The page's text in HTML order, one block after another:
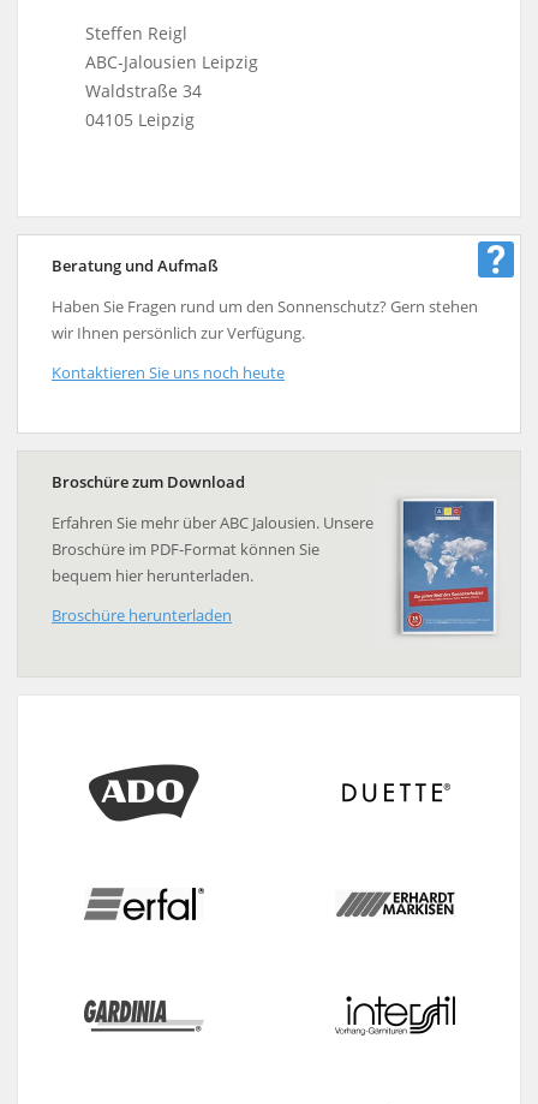
Steffen Reigl
ABC-Jalousien Leipzig
Waldstraße 34
04105 Leipzig
Beratung und Aufmaß
Haben Sie Fragen rund um den Sonnenschutz? Gern stehen
wir Ihnen persönlich zur Verfügung.
Kontaktieren Sie uns noch heute
Broschüre zum Download
Erfahren Sie mehr über ABC Jalousien. Unsere
Broschüre im PDF-Format können Sie
bequem hier herunterladen.
Broschüre herunterladen